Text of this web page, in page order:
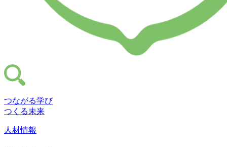
つながる学び
つくる未来
人材情報